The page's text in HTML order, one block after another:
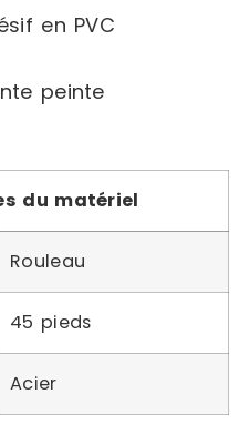
en PVC
peinte
du matériel
Rouleau
45 pieds
Acier